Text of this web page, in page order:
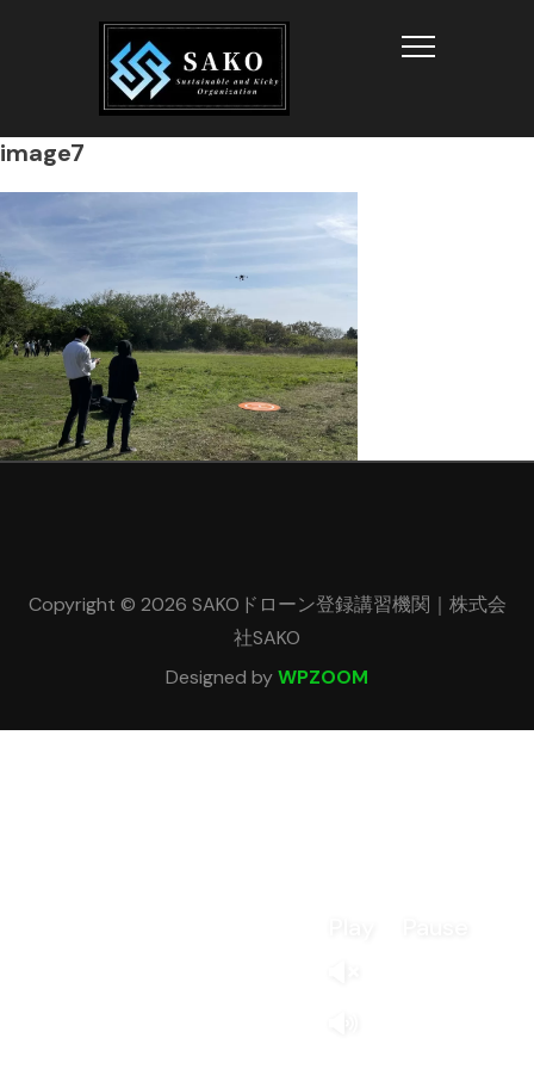
Info
image7
Copyright © 2026 SAKOドローン登録講習機関｜株式会
社SAKO
Designed byWPZOOM